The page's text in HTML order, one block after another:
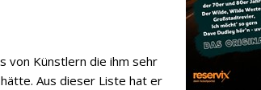
von Künstlern die ihm sehr
Aus dieser Liste hat er